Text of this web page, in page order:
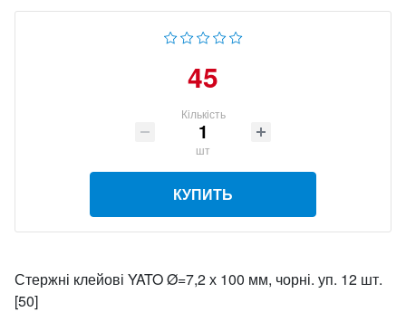
45
Кількість
шт
КУПИТЬ
Стержні клейові YATO Ø=7,2 х 100 мм, чорні. уп. 12 шт.
[50]